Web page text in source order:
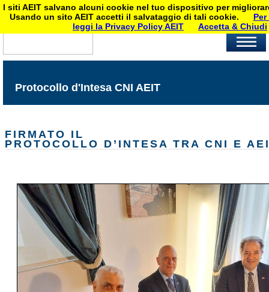
Protocollo d'Intesa CNI AEIT
FIRMATO IL
PROTOCOLLO D’INTESA TRA CNI E
I siti AEIT salvano alcuni cookie nel tuo dispositivo per
Usando un sito AEIT accetti il salvataggio di tali cookie.
leggi la Privacy Policy AEIT
Accetta & Chiudi